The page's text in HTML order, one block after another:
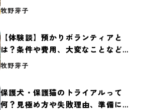
体の実態調査【保護犬・保護猫白書
牧野芽子
【体験談】預かりボランティアと
は？条件や費用、大変なことなど紹
介
牧野芽子
保護犬・保護猫のトライアルって
何？見極め方や失敗理由、準備に必